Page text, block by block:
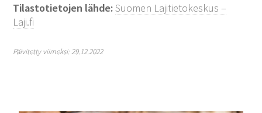
Tilastotietojen lähde:Suomen Lajitietokeskus –
Laji.fi
Päivitetty viimeksi: 29.12.2022